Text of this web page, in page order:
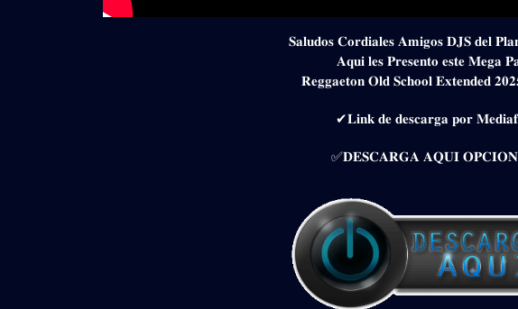
𝐒𝐚𝐥𝐮𝐝𝐨𝐬 𝐂𝐨𝐫𝐝𝐢𝐚𝐥𝐞𝐬 𝐀𝐦𝐢𝐠𝐨𝐬 𝐃𝐉𝐒 𝐝𝐞𝐥
𝐀𝐪𝐮𝐢 𝐥𝐞𝐬 𝐏𝐫𝐞𝐬𝐞𝐧𝐭𝐨 𝐞𝐬𝐭𝐞 𝐌𝐞𝐠𝐚
𝐑𝐞𝐠𝐠𝐚𝐞𝐭𝐨𝐧 𝐎𝐥𝐝 𝐒𝐜𝐡𝐨𝐨𝐥 𝐄𝐱𝐭𝐞𝐧𝐝𝐞𝐝
✔𝐋𝐢𝐧𝐤 𝐝𝐞 𝐝𝐞𝐬𝐜𝐚𝐫𝐠𝐚 𝐩𝐨𝐫
✅𝐃𝐄𝐒𝐂𝐀𝐑𝐆𝐀 𝐀𝐐𝐔𝐈 𝐎𝐏𝐂𝐈𝐎𝐍